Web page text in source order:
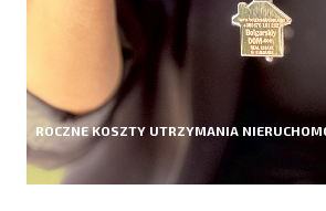
ROCZNE KOSZTY UTRZYMANIA